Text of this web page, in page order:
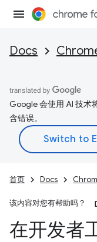
Docs
Google 会使用 AI 技术
含错误。
首页 Docs
该内容对您有帮助吗？
在开发者